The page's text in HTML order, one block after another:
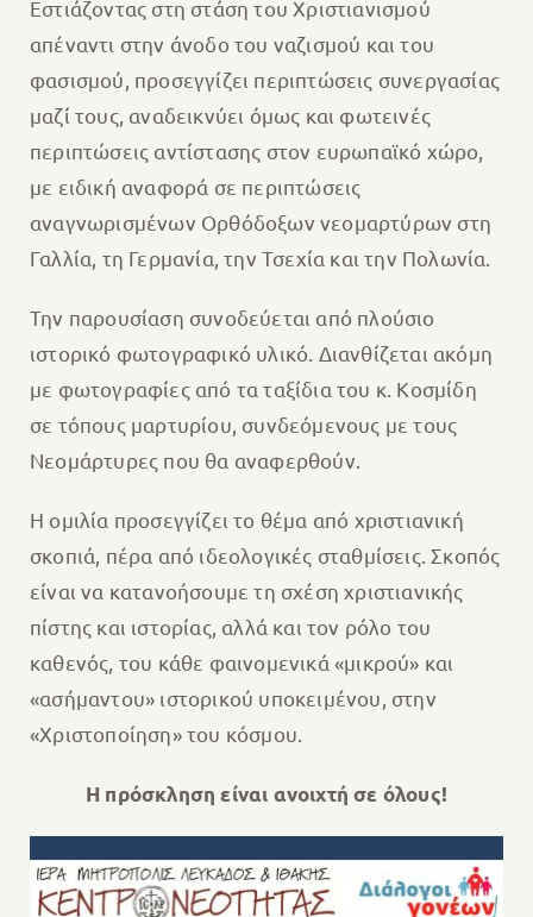
Εστιάζοντας στη στάση του Χριστιανισμού
απέναντι στην άνοδο του ναζισμού και του
φασισμού, προσεγγίζει περιπτώσεις συνεργασίας
μαζί τους, αναδεικνύει όμως και φωτεινές
περιπτώσεις αντίστασης στον ευρωπαϊκό χώρο,
με ειδική αναφορά σε περιπτώσεις
αναγνωρισμένων Ορθόδοξων νεομαρτύρων στη
Γαλλία, τη Γερμανία, την Τσεχία και την Πολωνία.
Την παρουσίαση συνοδεύεται από πλούσιο
ιστορικό φωτογραφικό υλικό. Διανθίζεται ακόμη
με φωτογραφίες από τα ταξίδια του κ. Κοσμίδη
σε τόπους μαρτυρίου, συνδεόμενους με τους
Νεομάρτυρες που θα αναφερθούν.
Η ομιλία προσεγγίζει το θέμα από χριστιανική
σκοπιά, πέρα από ιδεολογικές σταθμίσεις. Σκοπός
είναι να κατανοήσουμε τη σχέση χριστιανικής
πίστης και ιστορίας, αλλά και τον ρόλο του
καθενός, του κάθε φαινομενικά «μικρού» και
«ασήμαντου» ιστορικού υποκειμένου, στην
«Χριστοποίηση» του κόσμου.
Η πρόσκληση είναι ανοιχτή σε όλους!